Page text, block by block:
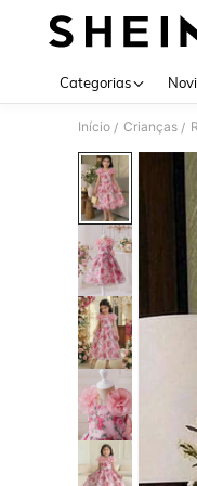
Categorias
Início / Crianças /